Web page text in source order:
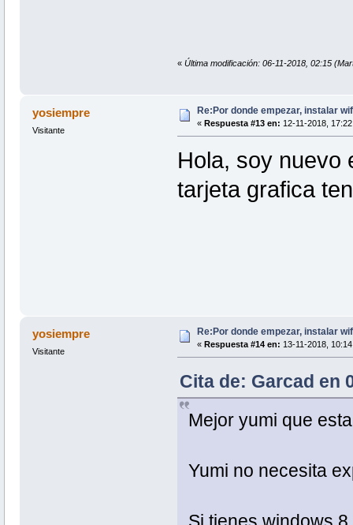
« Última modificación: 06-11-2018, 02:15
yosiempre
Visitante
Re:Por donde empezar, instalar
« Respuesta #13 en: 12-11-2018,
Hola, soy nuevo
tarjeta grafica
yosiempre
Visitante
Re:Por donde empezar, instalar
« Respuesta #14 en: 13-11-2018,
Cita de: Garcad en
Mejor yumi que
Yumi no necesita